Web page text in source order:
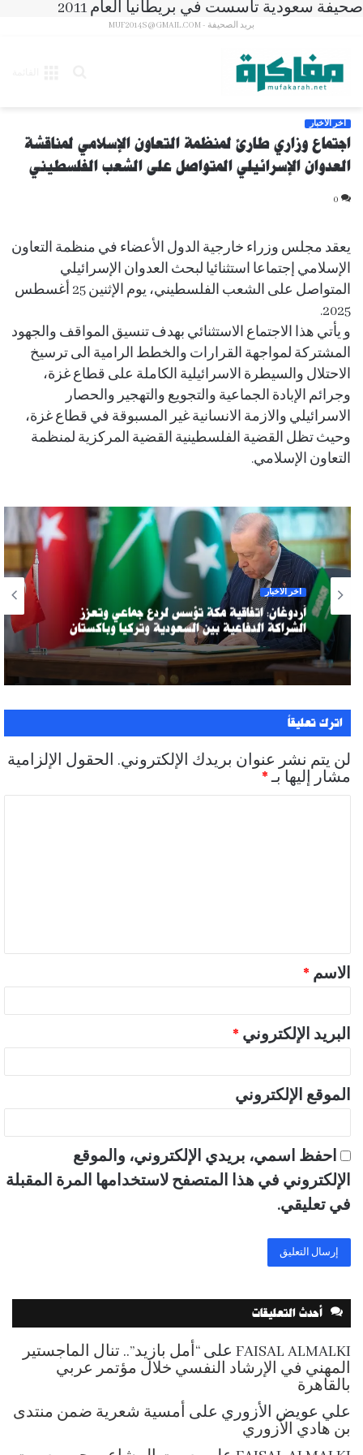
صحيفة سعودية تأسست في بريطانيا العام 2011
بريد الصحيفة - MUF2014S@GMAIL.COM
آخر الأخبار
اجتماع وزاري طارئ لمنظمة التعاون الإسلامي لمناقشة
العدوان الإسرائيلي المتواصل على الشعب الفلسطيني
0
يعقد مجلس وزراء خارجية الدول الأعضاء في منظمة التعاون
الإسلامي إجتماعا استثنائيا لبحث العدوان الإسرائيلي
المتواصل على الشعب الفلسطيني، يوم الإثنين 25 أغسطس
2025.
و يأتي هذا الاجتماع الاستثنائي بهدف تنسيق المواقف والجهود
المشتركة لمواجهة القرارات والخطط الرامية الى ترسيخ
الاحتلال والسيطرة الاسرائيلية الكاملة على قطاع غزة،
وجرائم الإبادة الجماعية والتجويع والتهجير والحصار
الاسرائيلي والازمة الانسانية غير المسبوقة في قطاع غزة،
وحيث تظل القضية الفلسطينية القضية المركزية لمنظمة
التعاون الإسلامي.
آخر الأخبار
أردوغان: اتفاقية مكة تؤسس لردع جماعي وتعزز
الشراكة الدفاعية بين السعودية وتركيا وباكستان
اترك تعليقاً
لن يتم نشر عنوان بريدك الإلكتروني. الحقول الإلزامية
مشار إليها بـ*
ق
*
الاسم *
البريد الإلكتروني *
الموقع الإلكتروني
احفظ اسمي، بريدي الإلكتروني، والموقع
الإلكتروني في هذا المتصفح لاستخدامها المرة المقبلة
في تعليقي.
أحدث التعليقات
FAISAL ALMALKI على “أمل بازيد”.. تنال الماجستير
المهني في الإرشاد النفسي خلال مؤتمر عربي
بالقاهرة
علي عويض الأزوري على أمسية شعرية ضمن منتدى
بن هادي الأزوري